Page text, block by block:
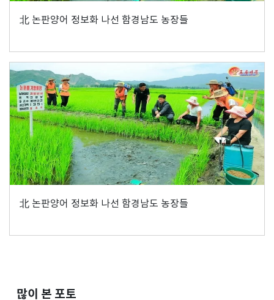
北 논판양어 정보화 나선 함경남도 농장들
北 논판양어 정보화 나선 함경남도 농장들
많이 본 포토